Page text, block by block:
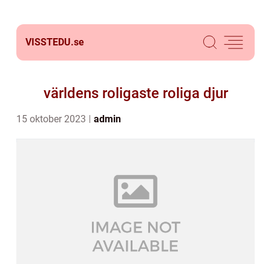
VISSTEDU.se
världens roligaste roliga djur
15 oktober 2023 admin